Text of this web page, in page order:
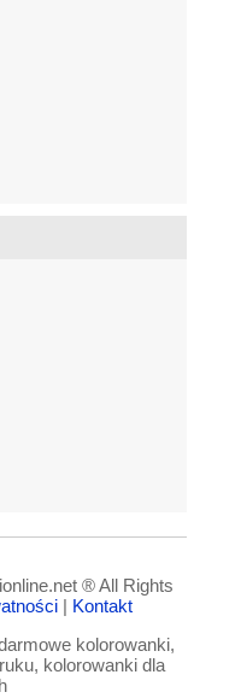
® All Rights
| Kontakt
kolorowanki,
kolorowanki dla